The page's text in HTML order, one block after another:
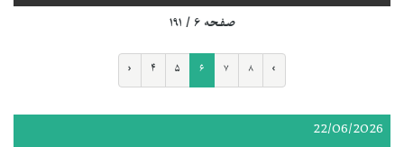
صفحه ۶ / ۱۹۱
‹ ۴ ۵ ۶ ۷ ۸ ›
22/06/2026